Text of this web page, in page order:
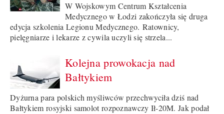
W Wojskowym Centrum Kształcenia
Medycznego w Łodzi zakończyła się druga
edycja szkolenia Legionu Medycznego. Ratownicy,
pielęgniarze i lekarze z cywila uczyli się strzela...
Kolejna prowokacja nad
Bałtykiem
Dyżurna para polskich myśliwców przechwyciła dziś nad
Bałtykiem rosyjski samolot rozpoznawczy Ił-20M. Jak podał